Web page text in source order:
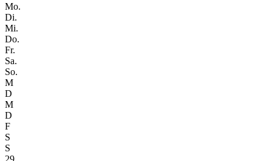
Mo.
Di.
Mi.
Do.
Fr.
Sa.
So.
M
D
M
D
F
S
S
29